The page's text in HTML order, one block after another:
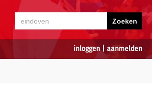
inloggen| aanmelden